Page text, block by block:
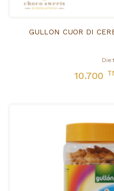
GULLON CUOR DI
Diet
10.700